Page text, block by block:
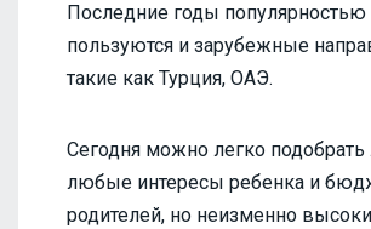
Последние годы популярностью
пользуются и зарубежные
такие как Турция, ОАЭ.
Сегодня можно легко подобрать
любые интересы ребенка и
родителей, но неизменно